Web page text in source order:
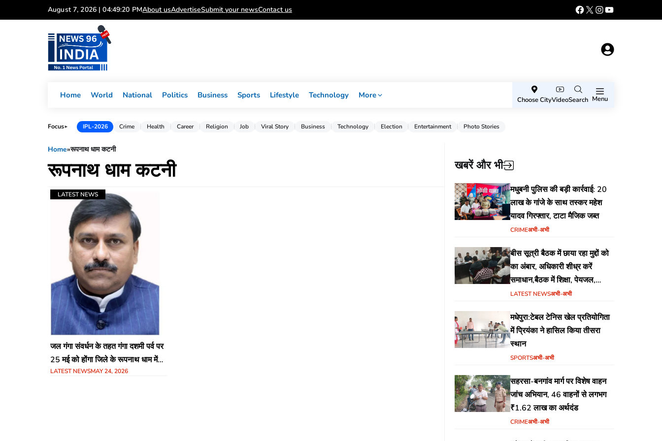
to
August 7, 2026 | 04:49:20 PMAbout usAdvertiseSubmit your newsContact us
Home World National Politics Business Sports Lifestyle Technology More
Choose CityVideoSearch Menu
Focus► IPL-2026 Crime Health Career Religion Job Viral Story Business Technology Election Entertainment Photo Stories
Home»रूपनाथ धाम कटनी
रूपनाथ धाम कटनी
LATEST NEWS
जल गंगा संवर्धन के तहत गंगा दशमी पर्व पर
25 मई को होंगा जिले के रूपनाथ धाम में
भव्य कार्यक्रम,राज्य मंत्री श्री लोधी मुख्य
LATEST NEWSMAY 24, 2026
खबरें और भी
मधुबनी पुलिस की बड़ी कार्रवाई: 20
लाख के गांजे के साथ तस्कर महेश
यादव गिरफ्तार, टाटा मैजिक जब्त
CRIMEअभी-अभी
बीस सूत्री बैठक में छाया रहा मुद्दों को
का अंबार, अधिकारी शीध्र करें
समाधान,बैठक में शिक्षा, पेयजल,
जलजमाव,आवास ,व किसानों के
LATEST NEWSअभी-अभी
मधेपुरा:टेबल टेनिस खेल प्रतियोगिता
में प्रियंका ने हासिल किया तीसरा
स्थान
SPORTSअभी-अभी
सहरसा-बनगांव मार्ग पर विशेष वाहन
जांच अभियान, 46 वाहनों से लगभग
₹1.62 लाख का अर्थदंड
CRIMEअभी-अभी